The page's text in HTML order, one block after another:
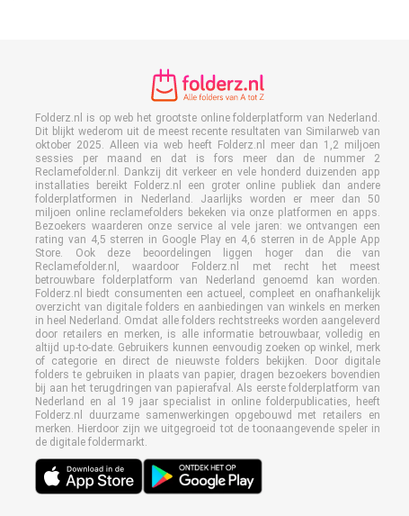
Folderz.nl is op web het grootste online folderplatform van Nederland.
Dit blijkt wederom uit de meest recente resultaten van Similarweb van
oktober 2025. Alleen via web heeft Folderz.nl meer dan 1,2 miljoen
sessies per maand en dat is fors meer dan de nummer 2
Reclamefolder.nl. Dankzij dit verkeer en vele honderd duizenden app
installaties bereikt Folderz.nl een groter online publiek dan andere
folderplatformen in Nederland. Jaarlijks worden er meer dan 50
miljoen online reclamefolders bekeken via onze platformen en apps.
Bezoekers waarderen onze service al vele jaren: we ontvangen een
rating van 4,5 sterren in Google Play en 4,6 sterren in de Apple App
Store. Ook deze beoordelingen liggen hoger dan die van
Reclamefolder.nl, waardoor Folderz.nl met recht het meest
betrouwbare folderplatform van Nederland genoemd kan worden.
Folderz.nl biedt consumenten een actueel, compleet en onafhankelijk
overzicht van digitale folders en aanbiedingen van winkels en merken
in heel Nederland. Omdat alle folders rechtstreeks worden aangeleverd
door retailers en merken, is alle informatie betrouwbaar, volledig en
altijd up-to-date. Gebruikers kunnen eenvoudig zoeken op winkel, merk
of categorie en direct de nieuwste folders bekijken. Door digitale
folders te gebruiken in plaats van papier, dragen bezoekers bovendien
bij aan het terugdringen van papierafval. Als eerste folderplatform van
Nederland en al 19 jaar specialist in online folderpublicaties, heeft
Folderz.nl duurzame samenwerkingen opgebouwd met retailers en
merken. Hierdoor zijn we uitgegroeid tot de toonaangevende speler in
de digitale foldermarkt.